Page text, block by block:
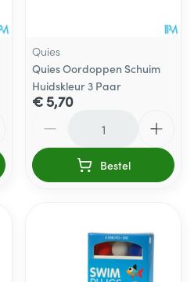
Quies
Quies Oordoppen Schuim
Huidskleur 3 Paar
€ 5,70
Bestel